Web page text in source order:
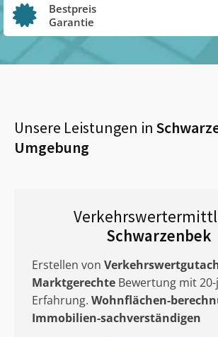
Bestpreis
Garantie
Unsere Leistungen in
Umgebung
Schwarzenbek
Erstellen von
Marktgerechte Bewertung mit
Erfahrung. Wohnflächen-
Immobilien-sachverständigen